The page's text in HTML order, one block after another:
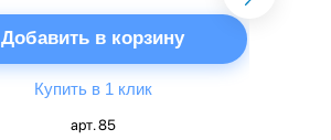
Добавить в корзину
Купить в 1 клик
арт. 85